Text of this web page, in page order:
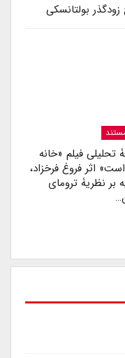
بولتانسکی
تحلیلی فیلم «خانه
اثر فروغ فرخزاد،
بر نظریۀ ترومای